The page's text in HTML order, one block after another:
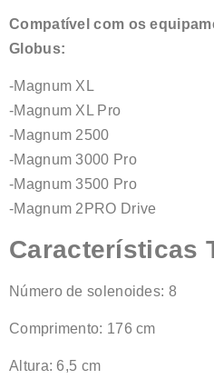
Compatível com os
Globus:
-Magnum XL
-Magnum XL Pro
-Magnum 2500
-Magnum 3000 Pro
-Magnum 3500 Pro
-Magnum 2PRO Drive
Características
Número de solenoides: 8
Comprimento: 176 cm
Altura: 6,5 cm